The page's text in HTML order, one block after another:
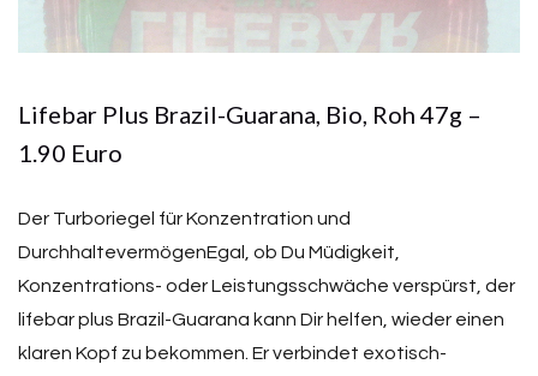
Lifebar Plus Brazil-Guarana, Bio, Roh 47g –
1.90 Euro
Der Turboriegel für Konzentration und
DurchhaltevermögenEgal, ob Du Müdigkeit,
Konzentrations- oder Leistungsschwäche verspürst, der
lifebar plus Brazil-Guarana kann Dir helfen, wieder einen
klaren Kopf zu bekommen. Er verbindet exotisch-